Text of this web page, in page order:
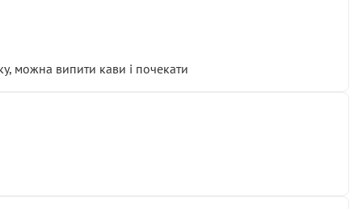
можна випити кави і почекати